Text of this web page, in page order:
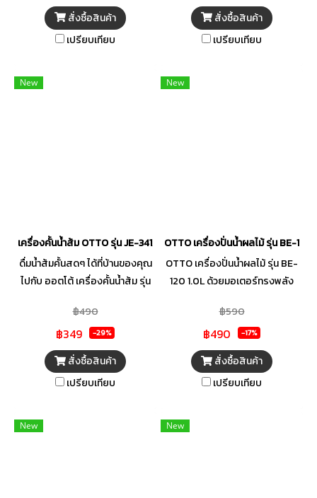
แซนวิช ที่ใช้งานได้ง่าย มีระบบไฟ
แสดงสถานะการทำงาน จนได้
ขนมปังที่กรอบน่ารับประทาน
สั่งซื้อสินค้า
เปรียบเทียบ
สั่งซื้อสินค้า
เปรียบเทียบ
New
เครื่องคั้นน้ำส้ม OTTO รุ่น JE-341A ขนาด 0.7 ลิตร
ดื่มน้ำส้มคั้นสดๆ ได้ที่บ้านของคุณ
ไปกับ ออตโต้ เครื่องคั้นน้ำส้ม รุ่น
กะทัดรัด ที่ใช้งานง่าย สามารถคั้น
ได้ทั้งน้ำส้มและน้ำมะนาว ตัวโถทำ
จากพลาสติกคุณภาพสูง ทนต่อ
ความร้อนและแรงเสียดทานได้ดี
฿490
฿349 -29%
สั่งซื้อสินค้า
เปรียบเทียบ
New
OTTO เครื่องปั่นน้ำผลไม้ รุ่น BE-120
OTTO เครื่องปั่นน้ำผลไม้ รุ่น BE-
120 1.0L ด้วยมอเตอร์ทรงพลัง
จากวัสดุคุณภาพดี ปรับระดับ
ความแรงได้ตามความต้องการ
พิเศษกับฟังก์ชันเฉพาะเครื่องปรับ
ระดับการปั่นได้ 3 ระดับ ทำให้การ
ปั่นน้ำแข็งก้อนให้ละเอียดเป็นเรื่อง
การผลิตระดับคุณภาพจากหนึ่งใน
฿590
฿490 -17%
สั่งซื้อสินค้า
เปรียบเทียบ
New New